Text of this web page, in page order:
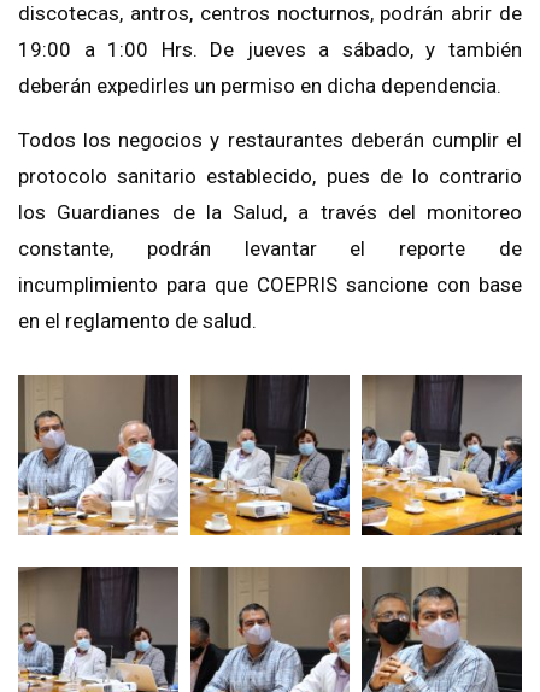
discotecas, antros, centros nocturnos, podrán abrir de
19:00 a 1:00 Hrs. De jueves a sábado, y también
deberán expedirles un permiso en dicha dependencia.
Todos los negocios y restaurantes deberán cumplir el
protocolo sanitario establecido, pues de lo contrario
los Guardianes de la Salud, a través del monitoreo
constante, podrán levantar el reporte de
incumplimiento para que COEPRIS sancione con base
en el reglamento de salud.